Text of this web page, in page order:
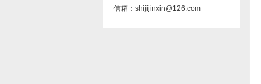
信箱：shijijinxin@126.com